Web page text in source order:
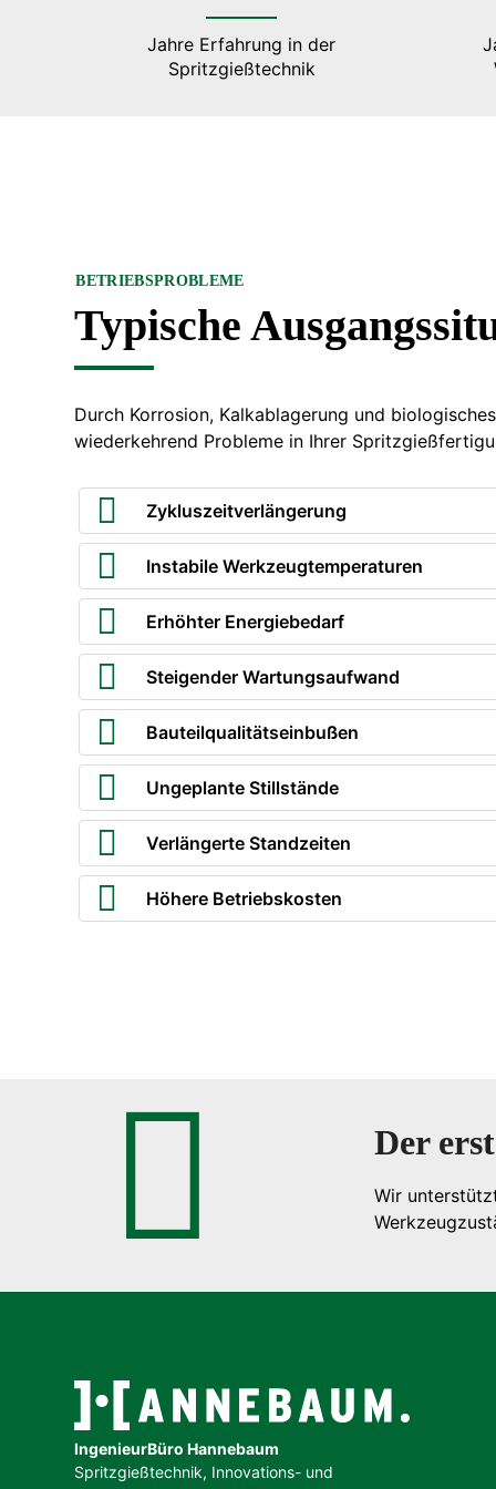
Jahre Erfahrung in der
Spritzgießtechnik
BETRIEBSPROBLEME
Typische
Durch Korrosion, Kalkablagerung und
wiederkehrend Probleme in Ihrer
Zykluszeitverlängerung
Instabile Werkzeugtemperaturen
Erhöhter Energiebedarf
Steigender Wartungsaufwand
Bauteilqualitätseinbußen
Ungeplante Stillstände
Verlängerte Standzeiten
Höhere Betriebskosten
Der
Wir
IngenieurBüro Hannebaum
Spritzgießtechnik, Innovations- und